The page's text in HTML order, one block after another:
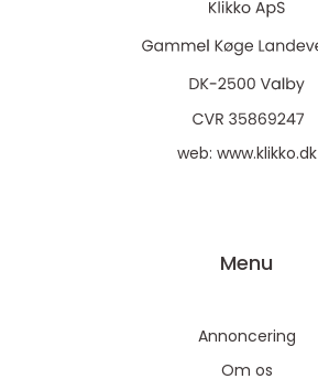
web: www.klikko.dk
Menu
Annoncering
Om os